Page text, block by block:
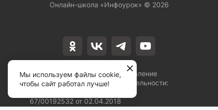
Лицензия на осуществление
образовательной деятельности:
67/00192532 от 02.04.2018
Онлайн-школа «Инфоурок» © 2026
Мы используем файлы cookie,
чтобы сайт работал лучше!